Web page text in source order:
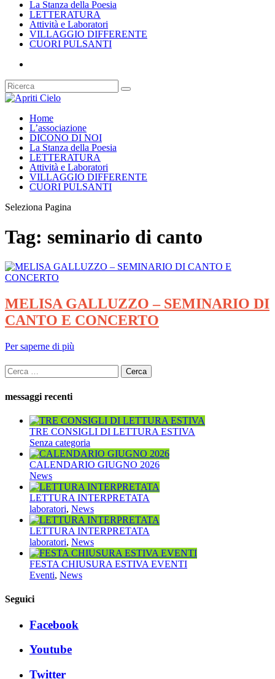
La Stanza della Poesia
LETTERATURA
Attività e Laboratori
VILLAGGIO DIFFERENTE
CUORI PULSANTI
Home
L’associazione
DICONO DI NOI
La Stanza della Poesia
LETTERATURA
Attività e Laboratori
VILLAGGIO DIFFERENTE
CUORI PULSANTI
Seleziona Pagina
Tag: seminario di canto
MELISA GALLUZZO – SEMINARIO DI
CANTO E CONCERTO
Per saperne di più
Ricerca
per:
messaggi recenti
TRE CONSIGLI DI LETTURA ESTIVA
Senza categoria
CALENDARIO GIUGNO 2026
News
LETTURA INTERPRETATA
laboratori, News
LETTURA INTERPRETATA
laboratori, News
FESTA CHIUSURA ESTIVA EVENTI
Eventi, News
Seguici
Facebook
Youtube
Twitter